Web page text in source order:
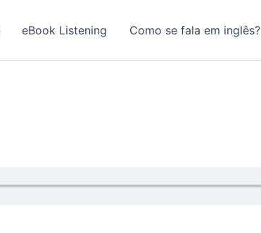
eBook Listening Como se fala em inglês?